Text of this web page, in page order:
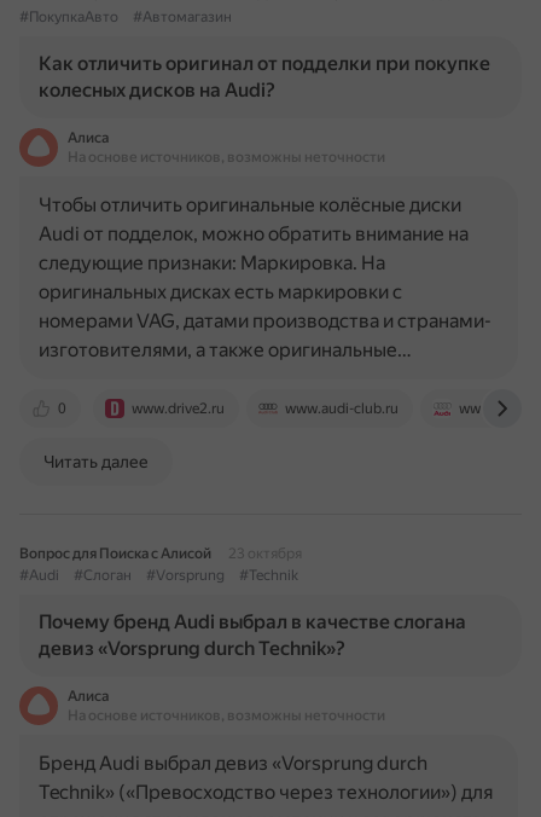
#ПокупкаАвто
#Автомагазин
Как отличить оригинал от подделки при покупке
колесных дисков на Audi?
Алиса
На основе источников, возможны неточности
0 www.drive2.ru www.audi-club.ru www.audi-
Чтобы отличить оригинальные колёсные диски
Audi от подделок, можно обратить внимание на
следующие признаки: Маркировка. На
оригинальных дисках есть маркировки с
номерами VAG, датами производства и странами-
изготовителями, а также оригинальные…
Читать далее
Вопрос для Поиска с Алисой
23 октября
#Audi
#Слоган #Vorsprung #Technik
Почему бренд Audi выбрал в качестве слогана
девиз «Vorsprung durch Technik»?
Алиса
На основе источников, возможны неточности
Бренд Audi выбрал девиз «Vorsprung durch
Technik» («Превосходство через технологии») для